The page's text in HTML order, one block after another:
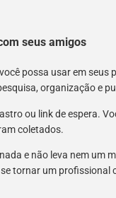
seus amigos
possa usar em
organização e
ou link de espera.
coletados.
e não leva nem um
tornar um profissional